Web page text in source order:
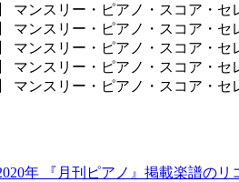
スリー・ピアノ・スコア・セ
スリー・ピアノ・スコア・セ
スリー・ピアノ・スコア・セ
スリー・ピアノ・スコア・セ
スリー・ピアノ・スコア・セ
年 『月刊ピアノ』掲載楽譜の